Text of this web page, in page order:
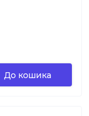
До кошика